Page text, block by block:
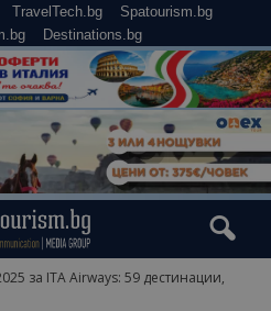
TravelTech.bg
Spatourism.bg
Destinations.bg
за ITA Airways: 59 дестинации,